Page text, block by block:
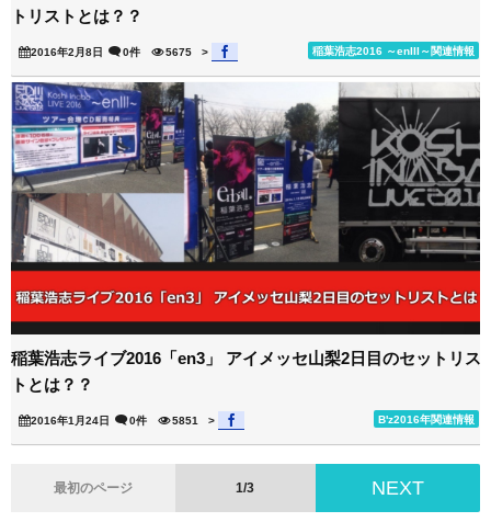
トリストとは？？
2016年2月8日 稲葉浩志2016 ～enIII～関連情報
0件 5675 >
稲葉浩志ライブ2016「en3」 アイメッセ山梨2日目のセットリス
トとは？？
2016年1月24日 B'z2016年関連情報
0件 5851 >
最初のページ 1/3 NEXT